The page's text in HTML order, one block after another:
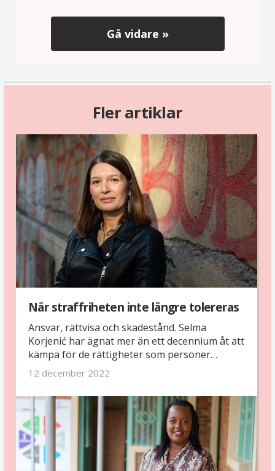
Gå vidare »
Fler artiklar
När straffriheten inte längre tolereras
Ansvar, rättvisa och skadestånd. Selma
Korjenić har ägnat mer än ett decennium åt att
kämpa för de rättigheter som personer
utsatta för krigsbrott i Bosnien-Hercegovina
seger för kvinnor och flickor världen över.
12 december 2022